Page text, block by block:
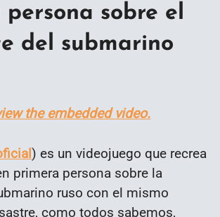
sobre el
del submarino
the embedded video.
) es un videojuego que recrea
primera persona sobre la
ruso con el mismo
como todos sabemos,